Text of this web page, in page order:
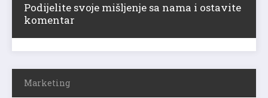
Podijelite svoje mišljenje sa nama i ostavite
komentar
Marketing